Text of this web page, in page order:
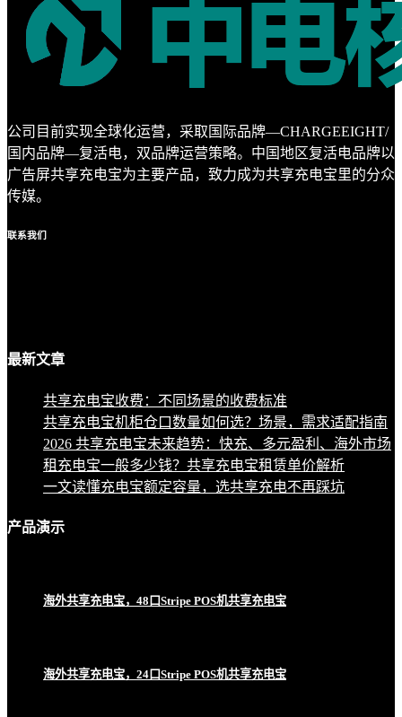
公司目前实现全球化运营，采取国际品牌—CHARGEEIGHT/
国内品牌—复活电，双品牌运营策略。中国地区复活电品牌以
广告屏共享充电宝为主要产品，致力成为共享充电宝里的分众
传媒。
联系我们
最新文章
共享充电宝收费：不同场景的收费标准
共享充电宝机柜仓口数量如何选？场景，需求适配指南
2026 共享充电宝未来趋势：快充、多元盈利、海外市场
租充电宝一般多少钱？共享充电宝租赁单价解析
一文读懂充电宝额定容量，选共享充电不再踩坑
产品演示
海外共享充电宝，48口Stripe POS机共享充电宝
海外共享充电宝，24口Stripe POS机共享充电宝